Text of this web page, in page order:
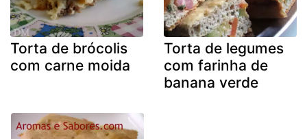
Torta de brócolis
com carne moida
Torta de legumes
com farinha de
banana verde